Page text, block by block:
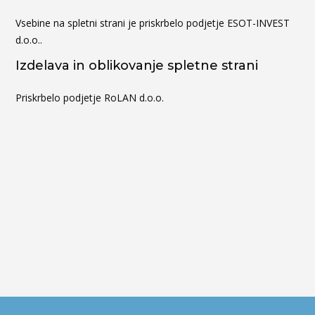
Vsebine na spletni strani je priskrbelo podjetje ESOT-INVEST
d.o.o..
Izdelava in oblikovanje spletne strani
Priskrbelo podjetje RoLAN d.o.o.